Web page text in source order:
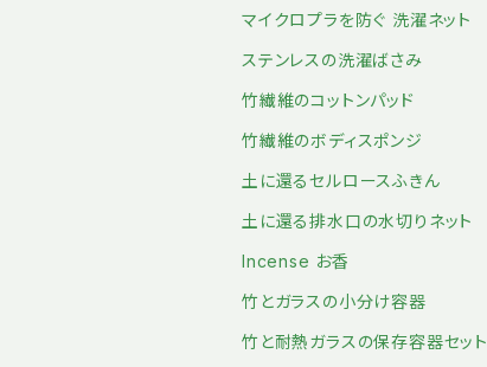
マイクロプラを防ぐ 洗濯ネット
ステンレスの洗濯ばさみ
竹繊維のコットンパッド
竹繊維のボディスポンジ
土に還るセルロースふきん
土に還る排水口の水切りネット
Incense お香
竹とガラスの小分け容器
竹と耐熱ガラスの保存容器セット